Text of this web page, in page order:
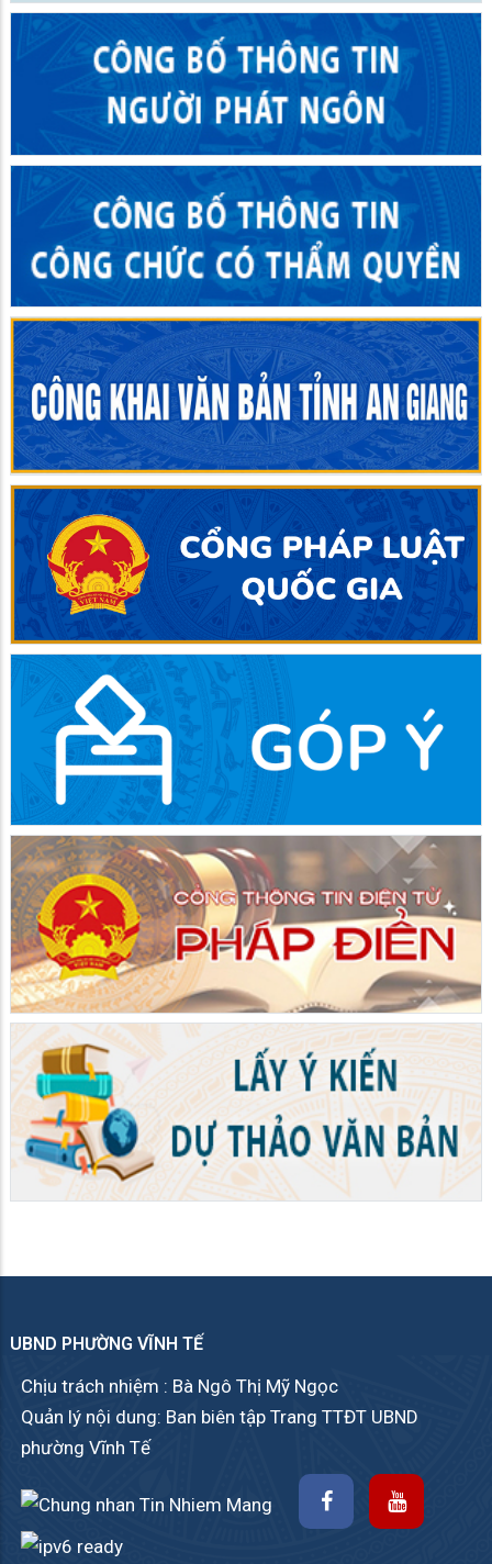
UBND PHƯỜNG VĨNH TẾ
Chịu trách nhiệm : Bà Ngô Thị Mỹ Ngọc
Quản lý nội dung: Ban biên tập Trang TTĐT UBND
phường Vĩnh Tế